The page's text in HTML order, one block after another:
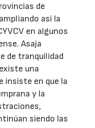
de
así la
en algunos
Asaja
de tranquilidad
una
insiste en que la
y la
siendo las